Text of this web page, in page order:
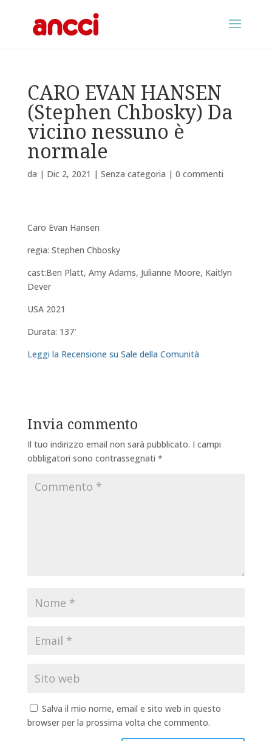
CARO EVAN HANSEN
(Stephen Chbosky) Da
vicino nessuno è
normale
da | Dic 2, 2021 | Senza categoria | 0 commenti
Caro Evan Hansen
regia: Stephen Chbosky
cast:Ben Platt, Amy Adams, Julianne Moore, Kaitlyn
Dever
USA 2021
Durata: 137′
Leggi la Recensione su Sale della Comunità
Invia commento
Il tuo indirizzo email non sarà pubblicato. I campi
obbligatori sono contrassegnati *
Salva il mio nome, email e sito web in questo
browser per la prossima volta che commento.